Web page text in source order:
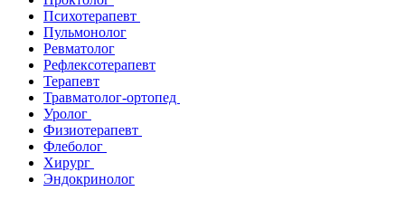
Психотерапевт
Пульмонолог
Ревматолог
Рефлексотерапевт
Терапевт
Травматолог-ортопед
Уролог
Физиотерапевт
Флеболог
Хирург
Эндокринолог